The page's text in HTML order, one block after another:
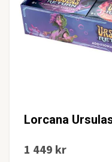
Lorcana
1 449 kr